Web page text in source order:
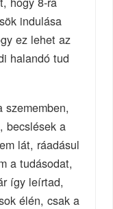
indulása
ez lehet az
halandó tud
szememben,
becslések a
lát, ráadásul
a tudásodat,
így leírtad,
élén, csak a